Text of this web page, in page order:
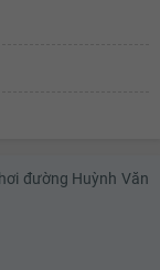
đường Huỳnh Văn